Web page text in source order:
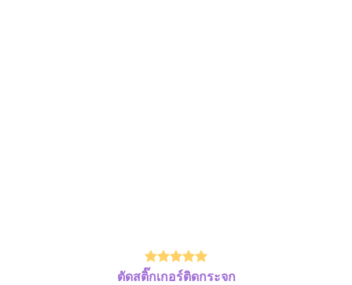
ตัดสติ๊กเกอร์ติดกระจก